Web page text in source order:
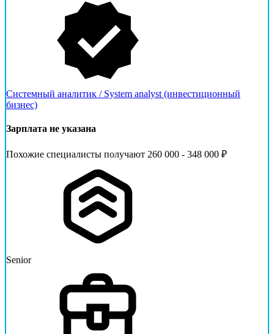
Cистемный аналитик / System analyst (инвестиционный
бизнес)
Зарплата не указана
Похожие специалисты получают 260 000 - 348 000 ₽
Senior